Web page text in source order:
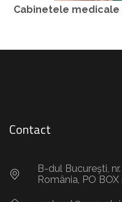
Cabinetele
Contact
B-dul Bucureşti,
România, PO BOX